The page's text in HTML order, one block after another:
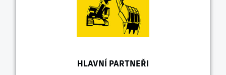
HLAVNÍ PARTNEŘI